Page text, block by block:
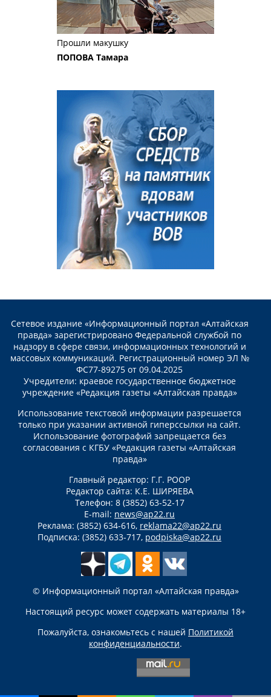
Прошли макушку
ПОПОВА Тамара
Сетевое издание «Информационный портал «Алтайская
правда» зарегистрировано Федеральной службой по
надзору в сфере связи, информационных технологий и
массовых коммуникаций. Регистрационный номер ЭЛ №
ФС77-89275 от 09.04.2025
Учредители: краевое государственное бюджетное
учреждение «Редакция газеты «Алтайская правда»
Использование текстовой информации разрешается
только при указании активной гиперссылки на сайт.
Использование фотографий запрещается без
согласования с КГБУ «Редакция газеты «Алтайская
правда»
Главный редактор: Г.Г. РООР
Редактор сайта: К.Е. ШИРЯЕВА
Телефон: 8 (3852) 63-52-17
E-mail: news@ap22.ru
Реклама: (3852) 634-616, reklama22@ap22.ru
Подписка: (3852) 633-717, podpiska@ap22.ru
© Информационный портал «Алтайская правда»
Настоящий ресурс может содержать материалы 18+
Пожалуйста, ознакомьтесь с нашей Политикой
конфиденциальности.